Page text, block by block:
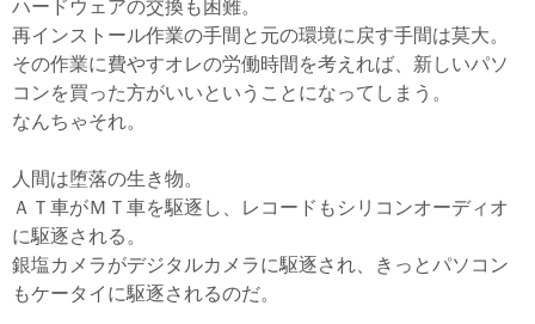
ハードウェアの交換も困難。
再インストール作業の手間と元の環境に戻す手間は莫大。
その作業に費やすオレの労働時間を考えれば、新しいパソ
コンを買った方がいいということになってしまう。
なんちゃそれ。
人間は堕落の生き物。
ＡＴ車がＭＴ車を駆逐し、レコードもシリコンオーディオ
に駆逐される。
銀塩カメラがデジタルカメラに駆逐され、きっとパソコン
もケータイに駆逐されるのだ。